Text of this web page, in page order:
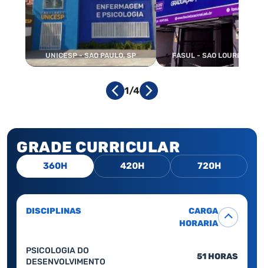
UNICESP - SAO PAULO, SP FASUL - SAO LOURENCO,
1/4
GRADE CURRICULAR
360H 420H 720H
DISCIPLINAS
CARGA
HORARIA
PSICOLOGIA DO
DESENVOLVIMENTO
51 HORAS